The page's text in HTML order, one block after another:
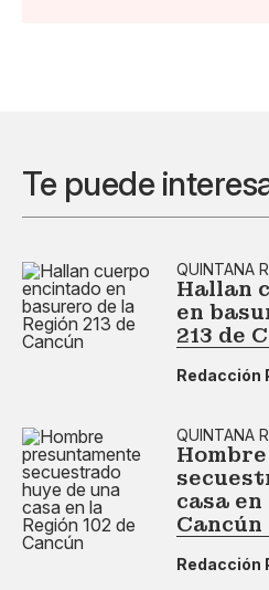
Te puede
QUINTANA
Hallan
en
213 de
Redacción
QUINTANA
casa en
Cancún
Redacción